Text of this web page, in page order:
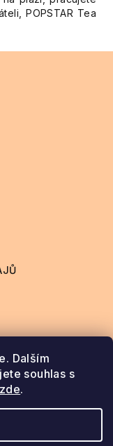
Dalším
souhlas s
zde.
POPSTAR Tea